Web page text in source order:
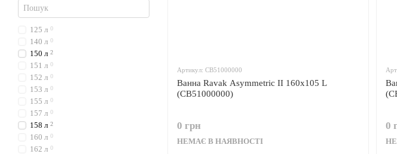
Артикул: CB51000000
Ванна Ravak Asymmetric II 160x105 L
(CB51000000)
0 грн
НЕМАЄ В НАЯВНОСТІ
0
125 л 0
140 л 0
150 л 2
151 л 0
152 л 0
153 л 0
155 л 0
157 л 0
158 л 2
160 л 0
162 л 0